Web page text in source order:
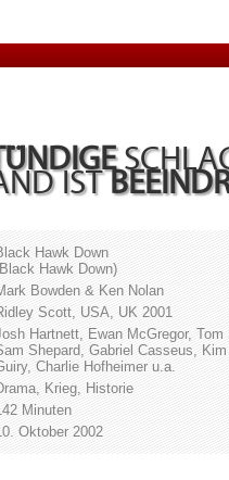
IST
Hawk Down
Hawk Down)
Bowden & Ken Nolan
Scott, USA, UK 2001
Hartnett, Ewan McGregor,
Shepard, Gabriel Casseus,
Charlie Hofheimer u.a.
Krieg, Historie
Minuten
Oktober 2002